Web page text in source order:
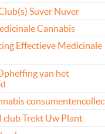
Suver Nuver
Cannabis
Effectieve Medicinale
van het
club Trekt Uw Plant